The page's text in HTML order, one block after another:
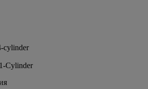
cylinder
Cylinder